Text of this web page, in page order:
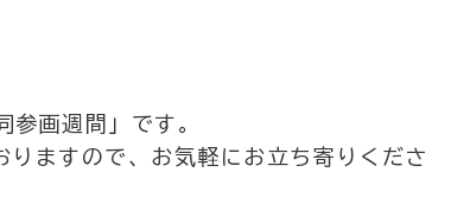
参画週間」です。
ますので、お気軽にお立ち寄りくださ